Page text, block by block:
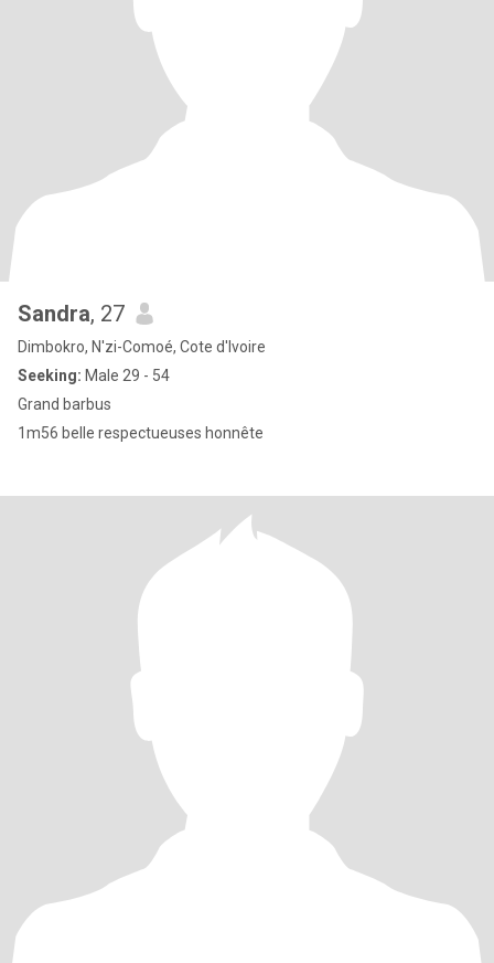
Sandra, 27
Dimbokro, N'zi-Comoé, Cote d'Ivoire
Seeking: Male 29 - 54
Grand barbus
1m56 belle respectueuses honnête